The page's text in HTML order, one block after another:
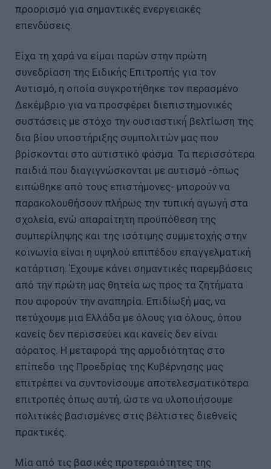
προορισμό για σημαντικές ενεργειακές
επενδύσεις.
Είχα τη χαρά να είμαι παρών στην πρώτη
συνεδρίαση της Ειδικής Επιτροπής για τον
Αυτισμό, η οποία συγκροτήθηκε τον περασμένο
Δεκέμβριο για να προσφέρει διεπιστημονικές
συστάσεις με στόχο την ουσιαστική́ βελτίωση της
δια βίου υποστήριξης συμπολιτών μας που
βρίσκονται στο αυτιστικό φάσμα. Τα περισσότερα
παιδιά που διαγιγνώσκονται με αυτισμό -όπως
ειπώθηκε από τους επιστήμονες- μπορούν να
παρακολουθήσουν πλήρως την τυπική αγωγή στα
σχολεία, ενώ απαραίτητη προϋπόθεση της
συμπερίληψης και της ισότιμης συμμετοχής στην
κοινωνία είναι η υψηλού επιπέδου επαγγελματική
κατάρτιση. Έχουμε κάνει σημαντικές παρεμβάσεις
από την πρώτη μας θητεία ως προς τα ζητήματα
που αφορούν την αναπηρία. Επιδίωξή μας, να
πετύχουμε μια Ελλάδα με όλους για όλους, όπου
κανείς δεν περισσεύει και κανείς δεν είναι
αόρατος. Η μεταφορά της αρμοδιότητας στο
επίπεδο της Προεδρίας της Κυβέρνησης μας
επιτρέπει να συντονίσουμε αποτελεσματικότερα
επιτροπές όπως αυτή, ώστε να υλοποιήσουμε
πολιτικές βασισμένες στις βέλτιστες διεθνείς
πρακτικές.
Μία από τις βασικές προτεραιότητες της